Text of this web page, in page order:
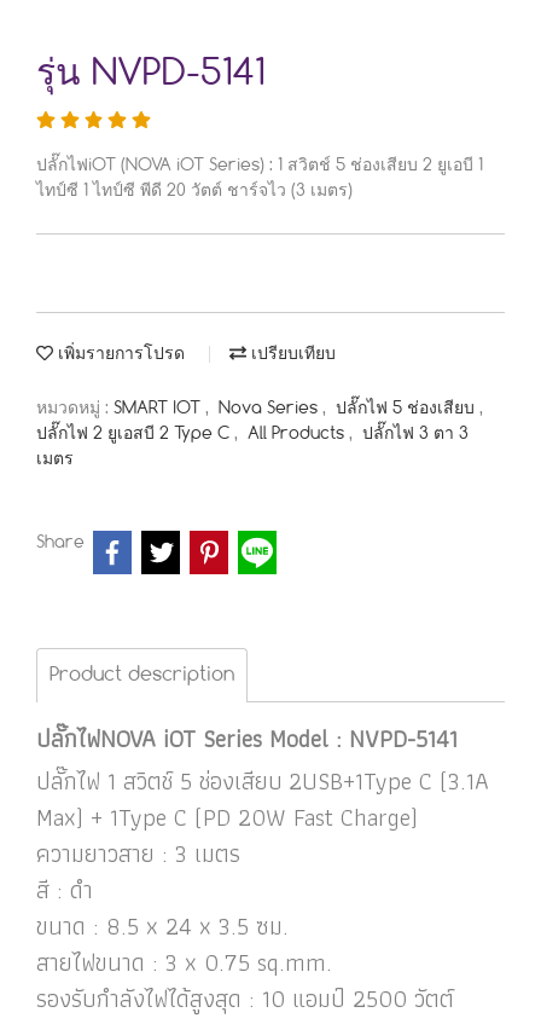
รุ่น NVPD-5141
ปลั๊กไฟiOT (NOVA iOT Series) : 1 สวิตช์ 5 ช่องเสียบ 2 ยูเอบี 1
ไทป์ซี 1 ไทป์ซี พีดี 20 วัตต์ ชาร์จไว (3 เมตร)
เพิ่มรายการโปรด เปรียบเทียบ
หมวดหมู่ : SMART IOT , Nova Series , ปลั๊กไฟ 5 ช่องเสียบ ,
ปลั๊กไฟ 2 ยูเอสบี 2 Type C , All Products ,
ปลั๊กไฟ 3 ตา 3
เมตร
Share
Product description
ปลั๊กไฟNOVA iOT Series Model : NVPD-5141
ปลั๊กไฟ 1 สวิตช์ 5 ช่องเสียบ 2USB+1Type C (3.1A
Max) + 1Type C (PD 20W Fast Charge)
ความยาวสาย : 3 เมตร
สี : ดำ
ขนาด : 8.5 x 24 x 3.5 ซม.
สายไฟขนาด : 3 x 0.75 sq.mm.
รองรับกำลังไฟได้สูงสุด : 10 แอมป์ 2500 วัตต์